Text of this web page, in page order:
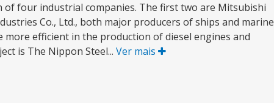
four industrial companies. The first two are Mitsubishi
Co., Ltd., both major producers of ships and marine
efficient in the production of diesel engines and
is The Nippon Steel... Ver mais